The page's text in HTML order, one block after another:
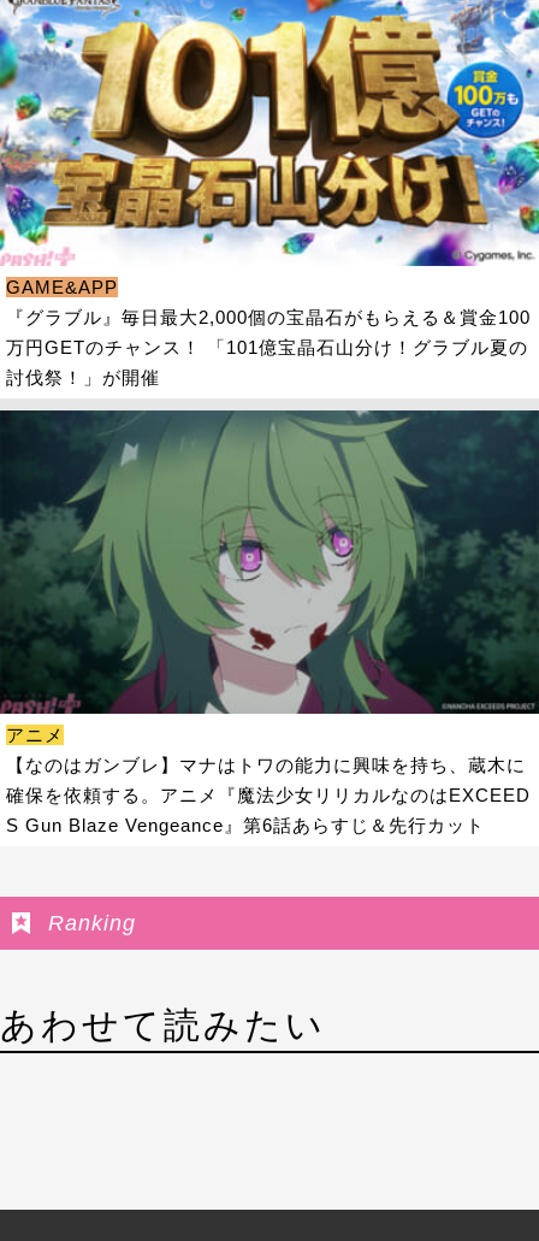
GAME&APP
『グラブル』毎日最大2,000個の宝晶石がもらえる＆賞金100
万円GETのチャンス！ 「101億宝晶石山分け！グラブル夏の
討伐祭！」が開催
アニメ
【なのはガンブレ】マナはトワの能力に興味を持ち、蔵木に
確保を依頼する。アニメ『魔法少女リリカルなのはEXCEED
S Gun Blaze Vengeance』第6話あらすじ＆先行カット
Ranking
あわせて読みたい